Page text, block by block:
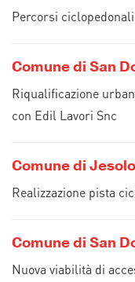
Percorsi
Comune di San
Riqualificazione
con Edil Lavori Snc
Comune di Jesolo
Realizzazione pista
Comune di San
Nuova viabilità di